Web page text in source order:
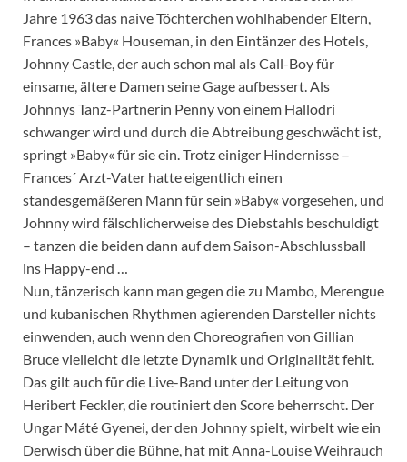
Jahre 1963 das naive Töchterchen wohlhabender Eltern,
Frances »Baby« Houseman, in den Eintänzer des Hotels,
Johnny Castle, der auch schon mal als Call-Boy für
einsame, ältere Damen seine Gage aufbessert. Als
Johnnys Tanz-Partnerin Penny von einem Hallodri
schwanger wird und durch die Abtreibung geschwächt ist,
springt »Baby« für sie ein. Trotz einiger Hindernisse –
Frances´ Arzt-Vater hatte eigentlich einen
standesgemäßeren Mann für sein »Baby« vorgesehen, und
Johnny wird fälschlicherweise des Diebstahls beschuldigt
– tanzen die beiden dann auf dem Saison-Abschlussball
ins Happy-end …
Nun, tänzerisch kann man gegen die zu Mambo, Merengue
und kubanischen Rhythmen agierenden Darsteller nichts
einwenden, auch wenn den Choreografien von Gillian
Bruce vielleicht die letzte Dynamik und Originalität fehlt.
Das gilt auch für die Live-Band unter der Leitung von
Heribert Feckler, die routiniert den Score beherrscht. Der
Ungar Máté Gyenei, der den Johnny spielt, wirbelt wie ein
Derwisch über die Bühne, hat mit Anna-Louise Weihrauch